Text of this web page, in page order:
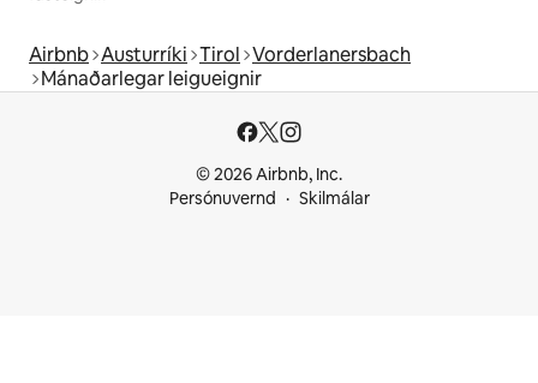
Airbnb Austurríki Tirol Vorderlanersbach
Mánaðarlegar leigueignir
© 2026 Airbnb, Inc.
Persónuvernd
Skilmálar